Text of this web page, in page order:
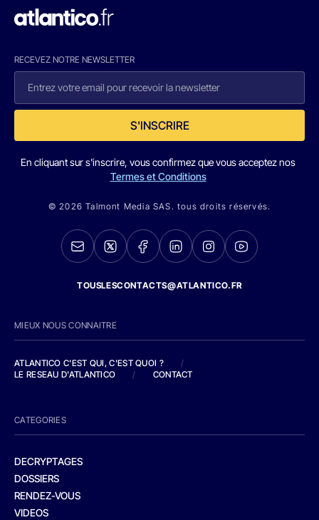
RECEVEZ NOTRE NEWSLETTER
S'INSCRIRE
En cliquant sur s'inscrire, vous confirmez que vous acceptez nos
Termes et Conditions
© 2026 Talmont Media SAS. tous droits réservés.
TOUSLESCONTACTS@ATLANTICO.FR
MIEUX NOUS CONNAITRE
ATLANTICO C'EST QUI, C'EST QUOI ?
/
LE RESEAU D'ATLANTICO
/ CONTACT
CATEGORIES
DECRYPTAGES
DOSSIERS
RENDEZ-VOUS
VIDEOS